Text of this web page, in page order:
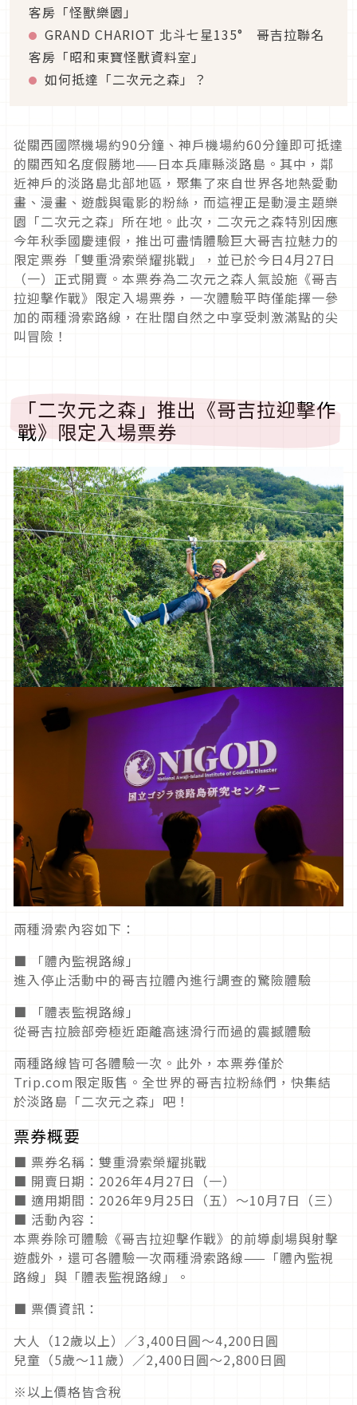
客房「怪獸樂園」
GRAND CHARIOT 北斗七星135° 哥吉拉聯名
客房「昭和東寶怪獸資料室」
如何抵達「二次元之森」？
從關西國際機場約90分鐘、神戶機場約60分鐘即可抵達
的關西知名度假勝地——日本兵庫縣淡路島。其中，鄰
近神戶的淡路島北部地區，聚集了來自世界各地熱愛動
畫、漫畫、遊戲與電影的粉絲，而這裡正是動漫主題樂
園「二次元之森」所在地。此次，二次元之森特別因應
今年秋季國慶連假，推出可盡情體驗巨大哥吉拉魅力的
限定票券「雙重滑索榮耀挑戰」，並已於今日4月27日
（一）正式開賣。本票券為二次元之森人氣設施《哥吉
拉迎擊作戰》限定入場票券，一次體驗平時僅能擇一參
加的兩種滑索路線，在壯闊自然之中享受刺激滿點的尖
叫冒險！
「二次元之森」推出《哥吉拉迎擊作
戰》限定入場票券
兩種滑索內容如下：
■ 「體內監視路線」
進入停止活動中的哥吉拉體內進行調查的驚險體驗
■ 「體表監視路線」
從哥吉拉臉部旁極近距離高速滑行而過的震撼體驗
兩種路線皆可各體驗一次。此外，本票券僅於
Trip.com限定販售。全世界的哥吉拉粉絲們，快集結
於淡路島「二次元之森」吧！
票券概要
■ 票券名稱：雙重滑索榮耀挑戰
■ 開賣日期：2026年4月27日（一）
■ 適用期間：2026年9月25日（五）～10月7日（三）
■ 活動內容：
本票券除可體驗《哥吉拉迎擊作戰》的前導劇場與射擊
遊戲外，還可各體驗一次兩種滑索路線——「體內監視
路線」與「體表監視路線」。
■ 票價資訊：
大人（12歲以上）／3,400日圓～4,200日圓
兒童（5歲～11歲）／2,400日圓～2,800日圓
※以上價格皆含稅